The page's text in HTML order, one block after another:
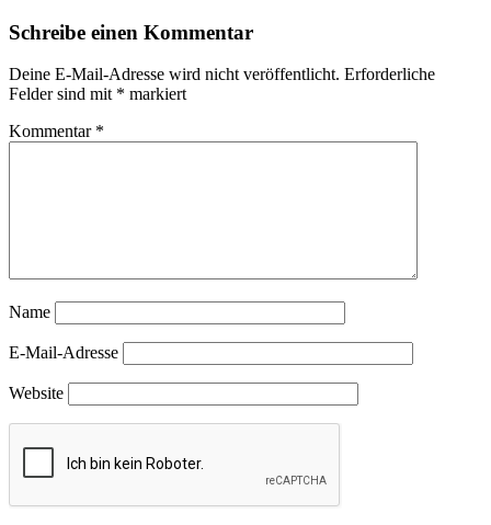
Schreibe einen Kommentar
Deine E-Mail-Adresse wird nicht veröffentlicht. Erforderliche
Felder sind mit * markiert
Kommentar *
Name
E-Mail-Adresse
Website